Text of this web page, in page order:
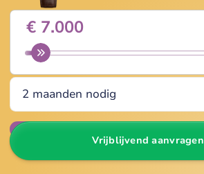
Wijzig
Vrijblijvend aanvragen